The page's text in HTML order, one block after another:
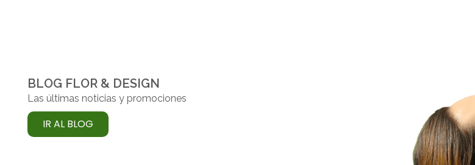
BLOG FLOR & DESIGN
Las últimas noticias y promociones
IR AL BLOG